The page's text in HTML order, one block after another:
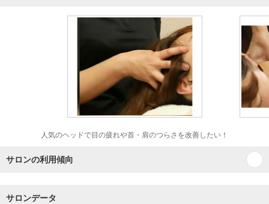
人気のヘッドで目の疲れや首・肩のつらさを改善したい！
サロンの利用傾向
サロンデータ